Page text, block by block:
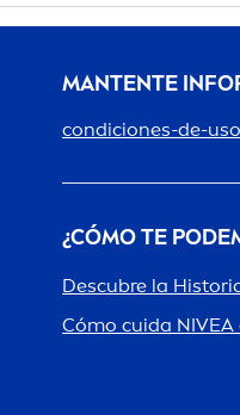
MANTENTE
condiciones-de-uso
¿CÓMO TE
Descubre la
Cómo cuida NIVEA